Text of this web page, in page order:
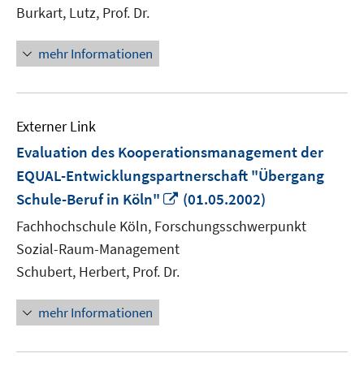
Burkart, Lutz, Prof. Dr.
mehr Informationen
Externer Link
Evaluation des Kooperationsmanagement der
EQUAL-Entwicklungspartnerschaft "Übergang
Schule-Beruf in Köln"
In
neuem
Fenster
öffnen
(01.05.2002)
Fachhochschule Köln, Forschungsschwerpunkt
Sozial-Raum-Management
Schubert, Herbert, Prof. Dr.
mehr Informationen